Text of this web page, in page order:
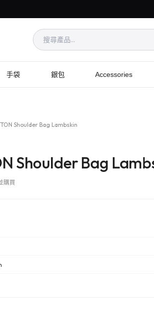
手袋 銀包 Accessories
Shoulder Bag Lambskin
Shoulder Bag
購買